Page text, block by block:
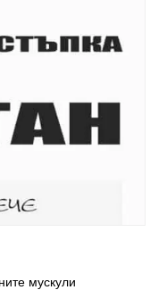
мускули